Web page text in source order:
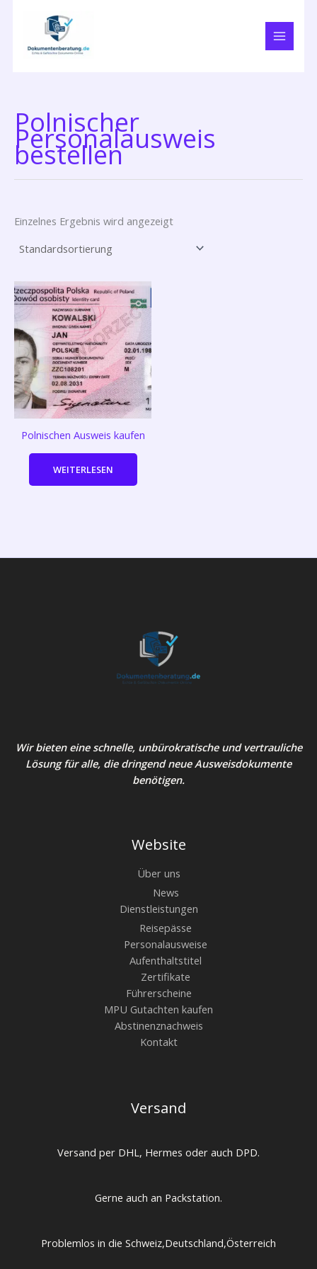
Polnischer
Personalausweis
bestellen
Einzelnes Ergebnis wird angezeigt
Polnischen Ausweis kaufen
WEITERLESEN
Wir bieten eine schnelle, unbürokratische und vertrauliche
Lösung für alle, die dringend neue Ausweisdokumente
benötigen.
Website
Über uns
News
Dienstleistungen
Reisepässe
Personalausweise
Aufenthaltstitel
Zertifikate
Führerscheine
MPU Gutachten kaufen
Abstinenznachweis
Kontakt
Versand
Versand per DHL, Hermes oder auch DPD.
Gerne auch an Packstation.
Problemlos in die Schweiz,Deutschland,Österreich